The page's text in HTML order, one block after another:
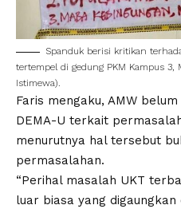
Spanduk berisi kritikan
tertempel di gedung PKM Kampus 3,
Istimewa).
Faris mengaku, AMW
DEMA-U terkait
menurutnya hal tersebut
permasalahan.
“Perihal masalah UKT
luar biasa yang